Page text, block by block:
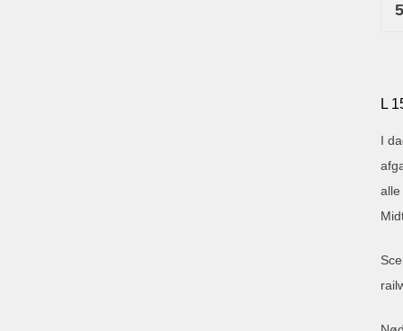
L
I
alle